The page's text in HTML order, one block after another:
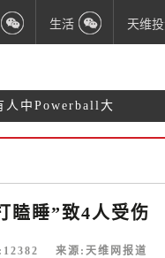
生活 天维
人中Powerball大
非法来源 很容易
瞌睡”致4人受伤
12382 来源:天维网报道